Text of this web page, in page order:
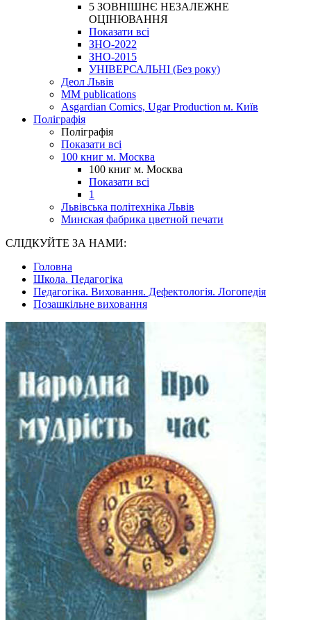
5 ЗОВНІШНЄ НЕЗАЛЕЖНЕ
ОЦІНЮВАННЯ
Показати всі
ЗНО-2022
ЗНО-2015
УНІВЕРСАЛЬНІ (Без року)
Деол Львів
MM publications
Asgardian Comics, Ugar Production м. Київ
Поліграфія
Поліграфія
Показати всі
100 книг м. Москва
100 книг м. Москва
Показати всі
1
Львівська політехніка Львів
Минская фабрика цветной печати
СЛІДКУЙТЕ ЗА НАМИ:
Головна
Школа. Педагогіка
Педагогіка. Виховання. Дефектологія. Логопедія
Позашкільне виховання